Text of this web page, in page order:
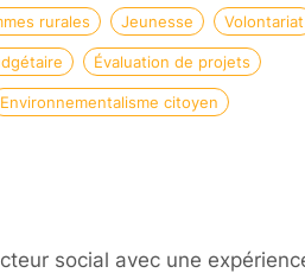
rurales Jeunesse Volontariat
Évaluation de projets
Environnementalisme citoyen
social avec une